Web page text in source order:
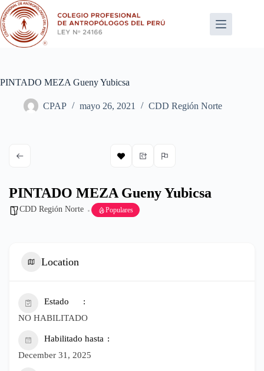
Saltar
al
contenido
PINTADO MEZA Gueny Yubicsa
CPAP mayo 26, 2021 CDD Región Norte
PINTADO MEZA Gueny Yubicsa
CDD Región Norte Populares
Location
Estado
NO HABILITADO
Habilitado hasta
December 31, 2025